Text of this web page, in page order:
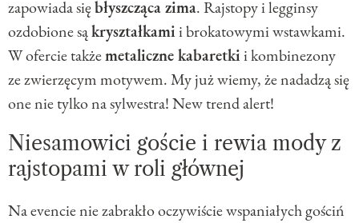
zapowiada siębłyszcząca zima. Rajstopy i legginsy
ozdobione sąkryształkamii brokatowymi wstawkami.
W ofercie takżemetaliczne kabaretkii kombinezony
ze zwierzęcym motywem. My już wiemy, że nadadzą się
one nie tylko na sylwestra! New trend alert!
Niesamowici goście i rewia mody z
rajstopami w roli głównej
Na evencie nie zabrakło oczywiście wspaniałych gościń